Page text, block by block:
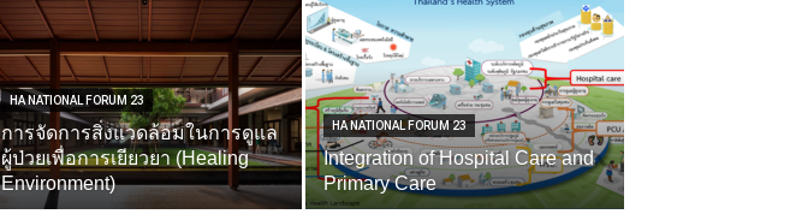
HA NATIONAL FORUM 23
การจัดการสิ่งแวดล้อมในการดูแล
ผู้ป่วยเพื่อการเยียวยา (Healing
Environment)
HA NATIONAL FORUM 23
Integration of Hospital Care and
Primary Care